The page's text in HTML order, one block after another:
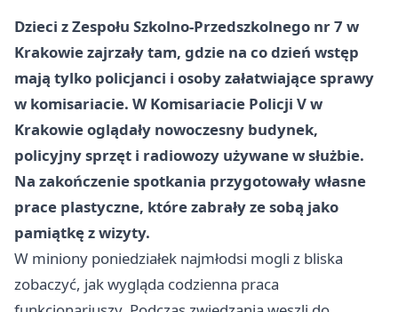
Dzieci z Zespołu Szkolno-Przedszkolnego nr 7 w
Krakowie zajrzały tam, gdzie na co dzień wstęp
mają tylko policjanci i osoby załatwiające sprawy
w komisariacie. W Komisariacie Policji V w
Krakowie oglądały nowoczesny budynek,
policyjny sprzęt i radiowozy używane w służbie.
Na zakończenie spotkania przygotowały własne
prace plastyczne, które zabrały ze sobą jako
pamiątkę z wizyty.
W miniony poniedziałek najmłodsi mogli z bliska
zobaczyć, jak wygląda codzienna praca